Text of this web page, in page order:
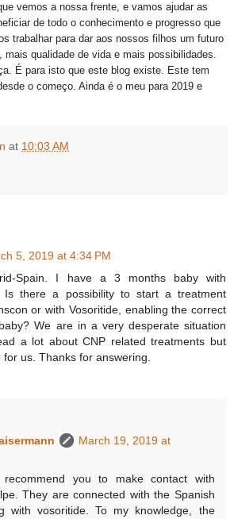
vemos a nossa frente, e vamos ajudar as
de todo o conhecimento e progresso que
trabalhar para dar aos nossos filhos um futuro
mais qualidade de vida e mais possibilidades.
É para isto que este blog existe. Este tem
o começo. Ainda é o meu para 2019 e
at 10:03 AM
5, 2019 at 4:34 PM
Spain. I have a 3 months baby with
Is there a possibility to start a treatment
or with Vosoritide, enabling the correct
We are in a very desperate situation
a lot about CNP related treatments but
us. Thanks for answering.
March 19, 2019 at
you to make contact with
They are connected with the Spanish
with vosoritide. To my knowledge, the